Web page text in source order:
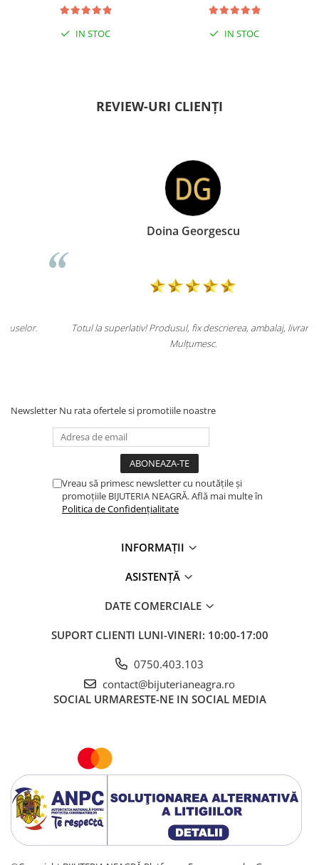
IN STOC IN STOC
REVIEW-URI CLIENȚI
Doina Georgescu
Totul la superlativ! Produsul, fix descrierea, ambalaj, livrare.
Mulțumesc.
Newsletter Nu rata ofertele si promotiile noastre
Vreau să primesc newsletter cu noutățile și
promoțiile BIJUTERIA NEAGRĂ. Află mai multe în
Politica de Confidențialitate
INFORMAȚII
ASISTENȚĂ
DATE COMERCIALE
SUPORT CLIENTI LUNI-VINERI: 10:00-17:00
0750.403.103
contact@bijuterianeagra.ro
SOCIAL URMARESTE-NE IN SOCIAL MEDIA